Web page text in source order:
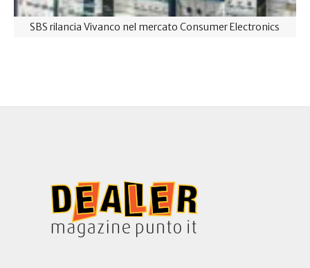
SBS rilancia Vivanco nel mercato Consumer Electronics